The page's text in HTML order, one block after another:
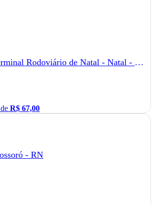
Terminal Rodoviário de Natal - Natal - RN
R$ 67,00
- RN